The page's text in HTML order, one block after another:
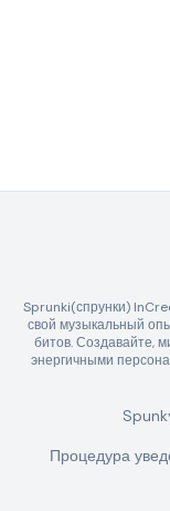
Sprunki(спрунки)
свой музыкальный
битов. Создавайте,
энергичными
Процедура